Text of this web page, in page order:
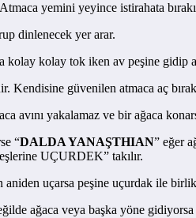
yemini yeyince istirahata
dinlenecek yer arar.
kolay tok iken av peşine gidip
güvenilen atmaca aç
avını yakalamaz ve bir ağaca
“DALDA YANAŞTHIAN” eğer
UÇURDEK” takılır.
uçarsa peşine uçurdak ile
ağaca veya başka yöne